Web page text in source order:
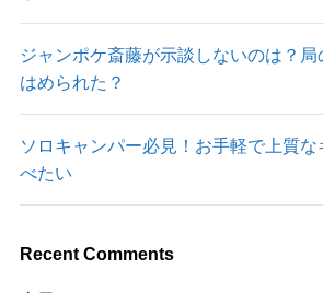
ジャンポケ斎藤が示談しないのは？
はめられた？
ソロキャンパー必見！お手軽で上質
べたい
Recent Comments